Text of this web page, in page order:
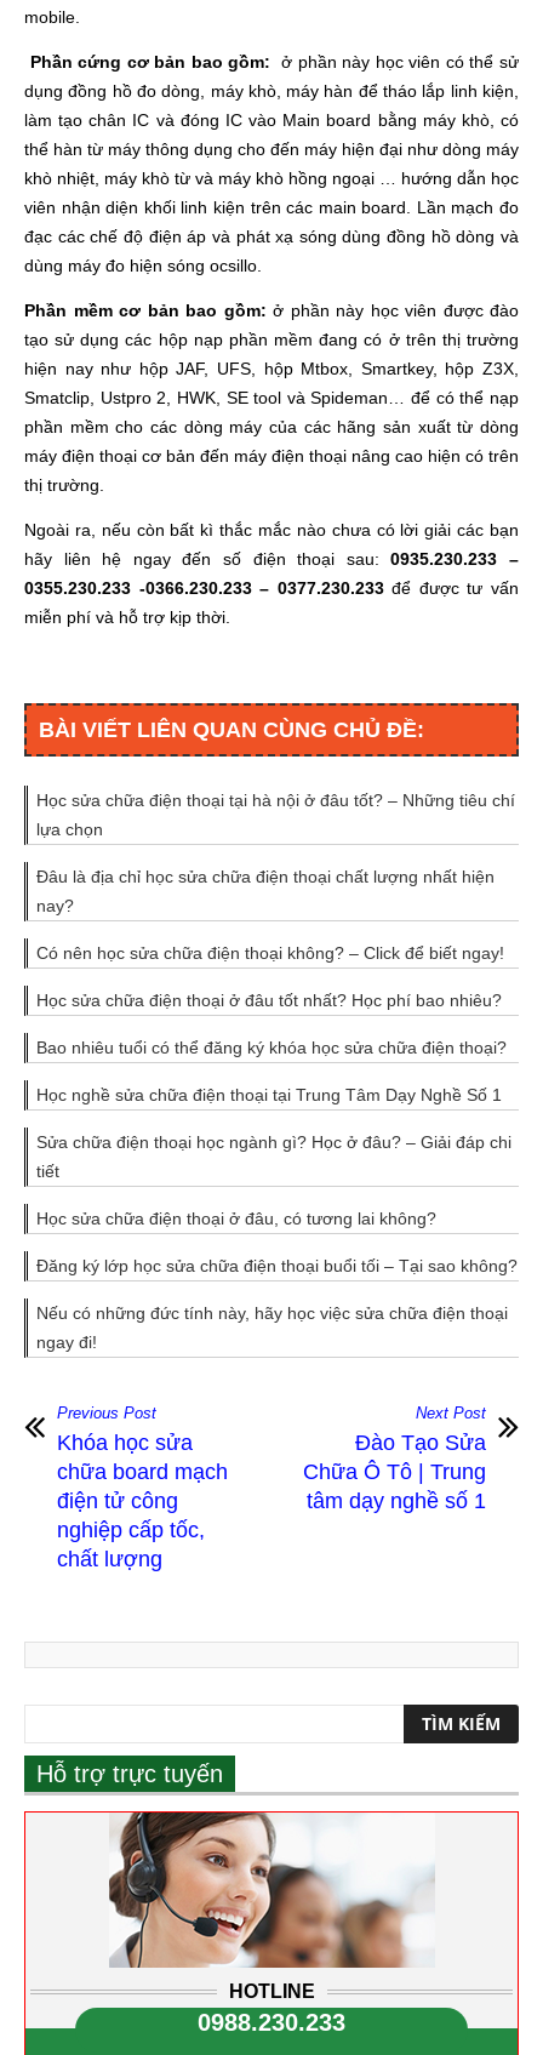
mobile.
Phần cứng cơ bản bao gồm: ở phần này học viên có thể sử
dụng đồng hồ đo dòng, máy khò, máy hàn để tháo lắp linh kiện,
làm tạo chân IC và đóng IC vào Main board bằng máy khò, có
thể hàn từ máy thông dụng cho đến máy hiện đại như dòng máy
khò nhiệt, máy khò từ và máy khò hồng ngoại … hướng dẫn học
viên nhận diện khối linh kiện trên các main board. Lần mạch đo
đạc các chế độ điện áp và phát xạ sóng dùng đồng hồ dòng và
dùng máy đo hiện sóng ocsillo.
Phần mềm cơ bản bao gồm: ở phần này học viên được đào
tạo sử dụng các hộp nạp phần mềm đang có ở trên thị trường
hiện nay như hộp JAF, UFS, hộp Mtbox, Smartkey, hộp Z3X,
Smatclip, Ustpro 2, HWK, SE tool và Spideman… để có thể nạp
phần mềm cho các dòng máy của các hãng sản xuất từ dòng
máy điện thoại cơ bản đến máy điện thoại nâng cao hiện có trên
thị trường.
Ngoài ra, nếu còn bất kì thắc mắc nào chưa có lời giải các bạn
hãy liên hệ ngay đến số điện thoại sau:0935.230.233 –
0355.230.233 -0366.230.233 – 0377.230.233để được tư vấn
miễn phí và hỗ trợ kịp thời.
BÀI VIẾT LIÊN QUAN CÙNG CHỦ ĐỀ:
Học sửa chữa điện thoại tại hà nội ở đâu tốt? – Những tiêu chí
lựa chọn
Đâu là địa chỉ học sửa chữa điện thoại chất lượng nhất hiện
nay?
Có nên học sửa chữa điện thoại không? – Click để biết ngay!
Học sửa chữa điện thoại ở đâu tốt nhất? Học phí bao nhiêu?
Bao nhiêu tuổi có thể đăng ký khóa học sửa chữa điện thoại?
Học nghề sửa chữa điện thoại tại Trung Tâm Dạy Nghề Số 1
Sửa chữa điện thoại học ngành gì? Học ở đâu? – Giải đáp chi
tiết
Học sửa chữa điện thoại ở đâu, có tương lai không?
Đăng ký lớp học sửa chữa điện thoại buổi tối – Tại sao không?
Nếu có những đức tính này, hãy học việc sửa chữa điện thoại
ngay đi!
Previous Post
Khóa học sửa
chữa board mạch
điện tử công
nghiệp cấp tốc,
chất lượng
Next Post
Đào Tạo Sửa
Chữa Ô Tô | Trung
tâm dạy nghề số 1
Hỗ trợ trực tuyến
HOTLINE
0988.230.233